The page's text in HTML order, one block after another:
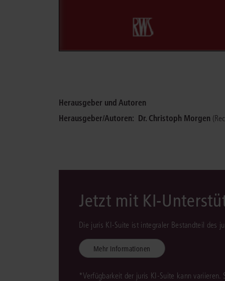
Herausgeber und Autoren
Herausgeber/Autoren: Dr. Christoph Morgen
Jetzt mit KI-
Die juris KI-Suite ist integraler Bestandteil des
Mehr Informationen
*Verfügbarkeit der juris KI-Suite kann variieren.